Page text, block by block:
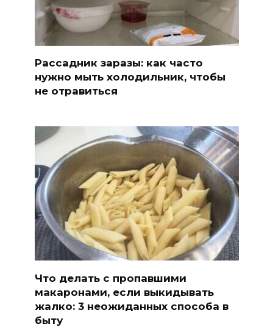
Рассадник заразы: как часто
нужно мыть холодильник, чтобы
не отравиться
Что делать с пропавшими
макаронами, если выкидывать
жалко: 3 неожиданных способа в
быту